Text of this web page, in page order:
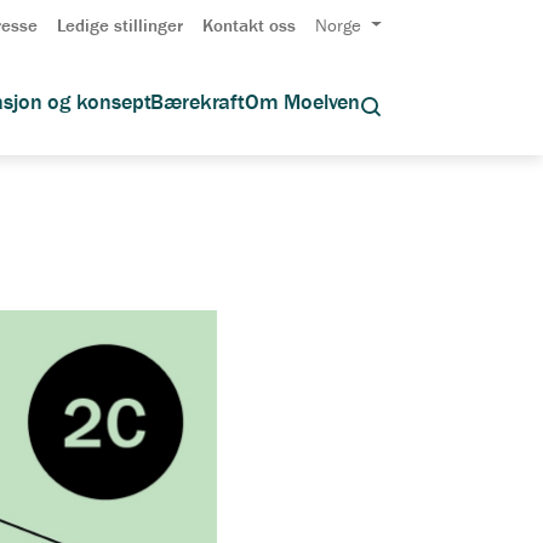
Ledige stillinger Kontakt oss Norge
og konseptBærekraftOm Moelven